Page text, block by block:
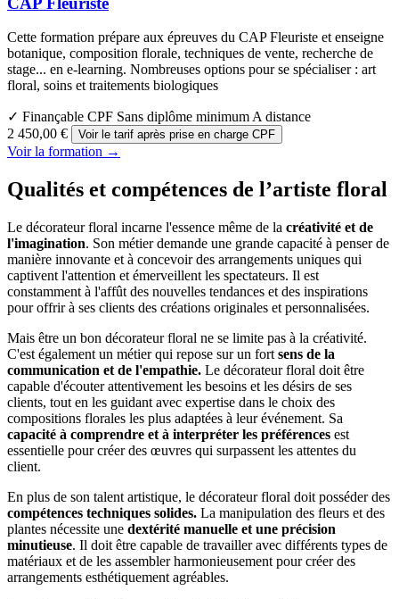
Cette formation prépare aux épreuves du CAP Fleuriste et enseigne
botanique, composition florale, techniques de vente, recherche de
stage... en e-learning. Nombreuses options pour se spécialiser : art
floral, soins et traitements biologiques
✓ Finançable CPF Sans diplôme minimumA distance
2 450,00 €
Voir le tarif après prise en charge CPF
Voir la formation →
Qualités et compétences de l’artiste floral
Le décorateur floral incarne l'essence même de la créativité et de
l'imagination. Son métier demande une grande capacité à penser de
manière innovante et à concevoir des arrangements uniques qui
captivent l'attention et émerveillent les spectateurs. Il est
constamment à l'affût des nouvelles tendances et des inspirations
pour offrir à ses clients des créations originales et personnalisées.
Mais être un bon décorateur floral ne se limite pas à la créativité.
C'est également un métier qui repose sur un fort sens de la
communication et de l'empathie. Le décorateur floral doit être
capable d'écouter attentivement les besoins et les désirs de ses
clients, tout en les guidant avec expertise dans le choix des
compositions florales les plus adaptées à leur événement. Sa
capacité à comprendre et à interpréter les préférences est
essentielle pour créer des œuvres qui surpassent les attentes du
client.
En plus de son talent artistique, le décorateur floral doit posséder des
compétences techniques solides. La manipulation des fleurs et des
plantes nécessite une dextérité manuelle et une précision
minutieuse. Il doit être capable de travailler avec différents types de
matériaux et de les assembler harmonieusement pour créer des
arrangements esthétiquement agréables.